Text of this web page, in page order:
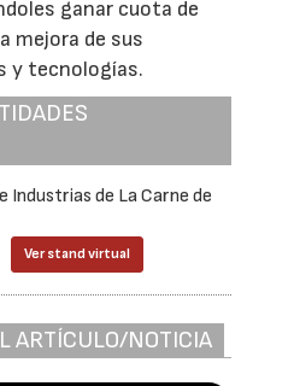
ganar cuota de
mejora de sus
y tecnologías.
Industrias de La Carne de
Ver stand virtual
ARTÍCULO/NOTICIA